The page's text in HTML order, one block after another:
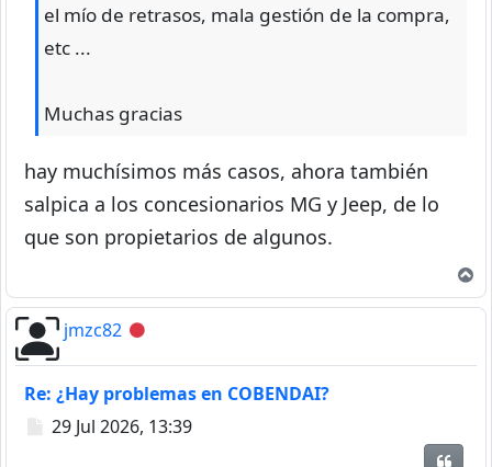
el mío de retrasos, mala gestión de la compra,
etc ...
Muchas gracias
hay muchísimos más casos, ahora también
salpica a los concesionarios MG y Jeep, de lo
que son propietarios de algunos.
jmzc82 Desconectado
Re: ¿Hay problemas en COBENDAI?
Mensaje
29 Jul 2026, 13:39